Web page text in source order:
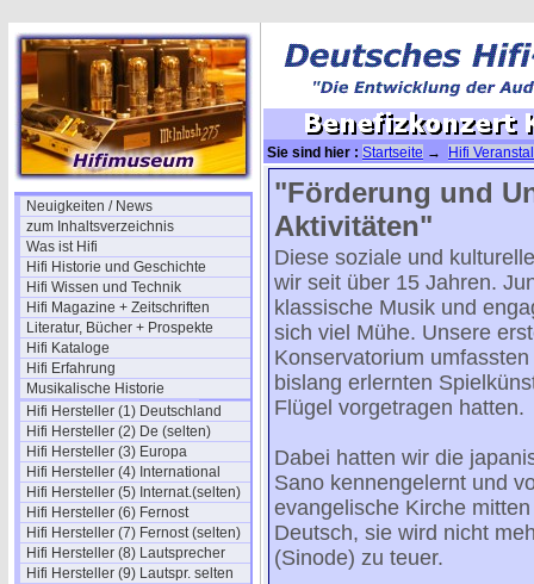
Neuigkeiten / News
zum Inhaltsverzeichnis
Was ist Hifi
Hifi Historie und Geschichte
Hifi Wissen und Technik
Hifi Magazine + Zeitschriften
Literatur, Bücher + Prospekte
Hifi Kataloge
Hifi Erfahrung
Musikalische Historie
Hifi Hersteller (1) Deutschland
Hifi Hersteller (2) De (selten)
Hifi Hersteller (3) Europa
Hifi Hersteller (4) International
Hifi Hersteller (5) Internat.(selten)
Hifi Hersteller (6) Fernost
Hifi Hersteller (7) Fernost (selten)
Hifi Hersteller (8) Lautsprecher
Hifi Hersteller (9) Lautspr. selten
Sie sind hier : Startseite → Hifi
"Förderung und
Aktivitäten"
Diese soziale und
wir seit über 15 Jahren.
klassische Musik und
sich viel Mühe. Unsere
Konservatorium
bislang erlernten
Flügel vorgetragen hatten.
Dabei hatten wir die
Sano kennengelernt und
evangelische Kirche
Deutsch, sie wird nicht
(Sinode) zu teuer.